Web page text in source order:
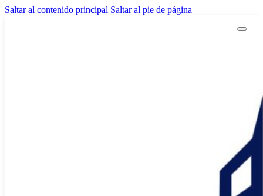
Saltar al contenido principal Saltar al pie de página